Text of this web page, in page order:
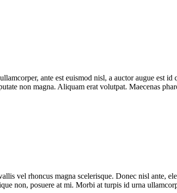
ante est euismod nisl, a auctor augue est
non magna. Aliquam erat volutpat. Maecenas
vel rhoncus magna scelerisque. Donec nisl ante,
non, posuere at mi. Morbi at turpis id urna